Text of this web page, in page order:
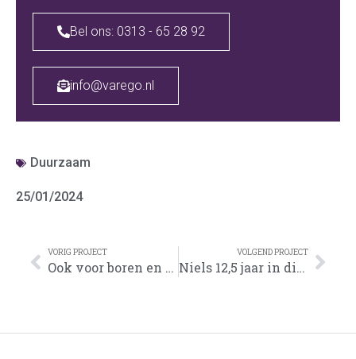
Bel ons: 0313 - 65 28 92
info@varego.nl
Duurzaam
25/01/2024
VORIG PROJECT
Ook voor boren en frezen, moet u bij Varego wezen!
VOLGEND PROJECT
Niels 12,5 jaar in dienst!